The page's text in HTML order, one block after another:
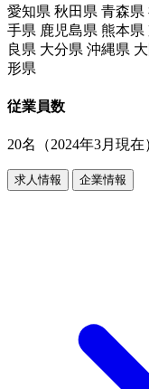
愛知県 秋田県 青森
手県 鹿児島県 熊本
良県 大分県 沖縄県
形県
従業員数
20名（2024年3月現在
求人情報 企業情報